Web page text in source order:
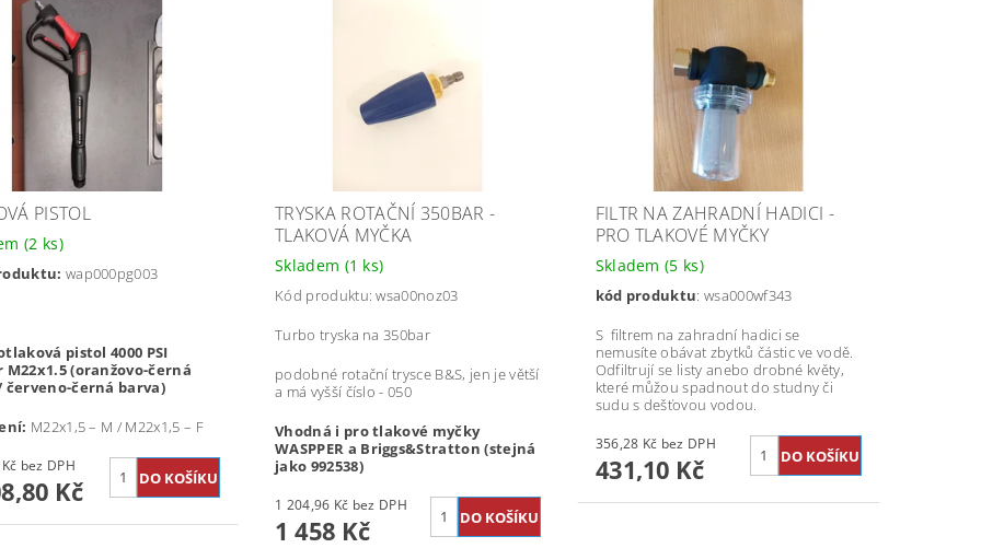
PISTOL
(2 ks)
wap000pg003
pistol 4000 PSI
M22x1.5 (oranžovo-černá
červeno-černá barva)
M22x1,5 – M / M22x1,5 – F
999,01 Kč bez DPH
Kč
TRYSKA ROTAČNÍ 350BAR -
TLAKOVÁ MYČKA
Skladem (1 ks)
Kód produktu: wsa00noz03
Turbo tryska na 350bar
podobné rotační trysce B&S, jen je větší
a má vyšší číslo - 050
Vhodná i pro tlakové myčky
WASPPER a Briggs&Stratton (stejná
jako 992538)
1 204,96 Kč bez DPH
1 458 Kč
FILTR NA ZAHRADNÍ HADICI -
PRO TLAKOVÉ MYČKY
Skladem(5 ks)
kód produktu: wsa000wf343
S filtrem na zahradní hadici se
nemusíte obávat zbytků částic ve vodě.
Odfiltrují se listy anebo drobné květy,
které můžou spadnout do studny či
sudu s dešťovou vodou.
356,28 Kč bez DPH
431,10 Kč